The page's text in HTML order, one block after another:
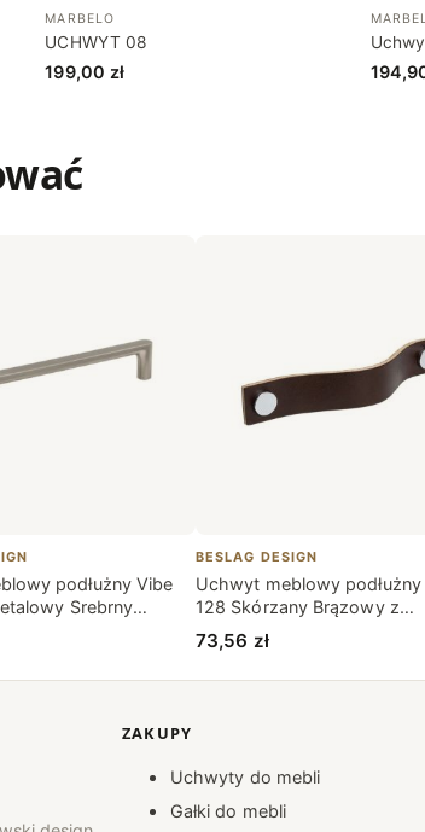
MARBELO
UCHWYT 08
199,00 zł
podłużny Vibe
Srebrny
BESLAG DESIGN
Uchwyt meblowy
128 Skórzany Brązowy z
Chromem
73,56 zł
ZAKUPY
Uchwyty do mebli
Gałki do mebli